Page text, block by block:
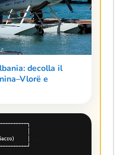
decolla il
e